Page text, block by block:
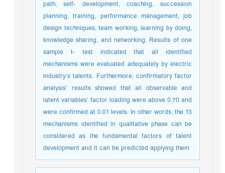
path, self- development, coaching, succession
planning, training, performance management, job
design techniques, team working, learning by doing,
knowledge sharing, and networking. Results of one
sample t- test indicated that all identified
mechanisms were evaluated adequately by electric
industry’s talents. Furthermore, confirmatory factor
analysis’ results showed that all observable and
latent variables’ factor loading were above 0.70 and
were confirmed at 0.01 levels. In other words, the 13
mechanisms identified in qualitative phase can be
considered as the fundamental factors of talent
development and it can be predicted applying them